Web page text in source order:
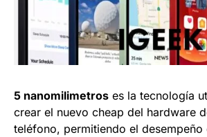
5 nanomilimetros es la tecnología
crear el nuevo cheap del hardware
teléfono, permitiendo el desempeño